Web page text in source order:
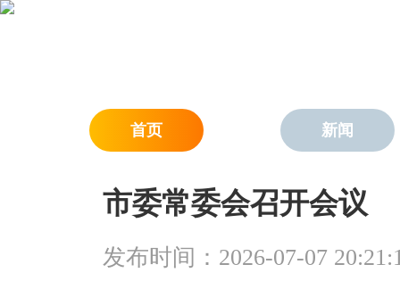
首页 新闻
市委常委会召开会议
发布时间：2026-07-07